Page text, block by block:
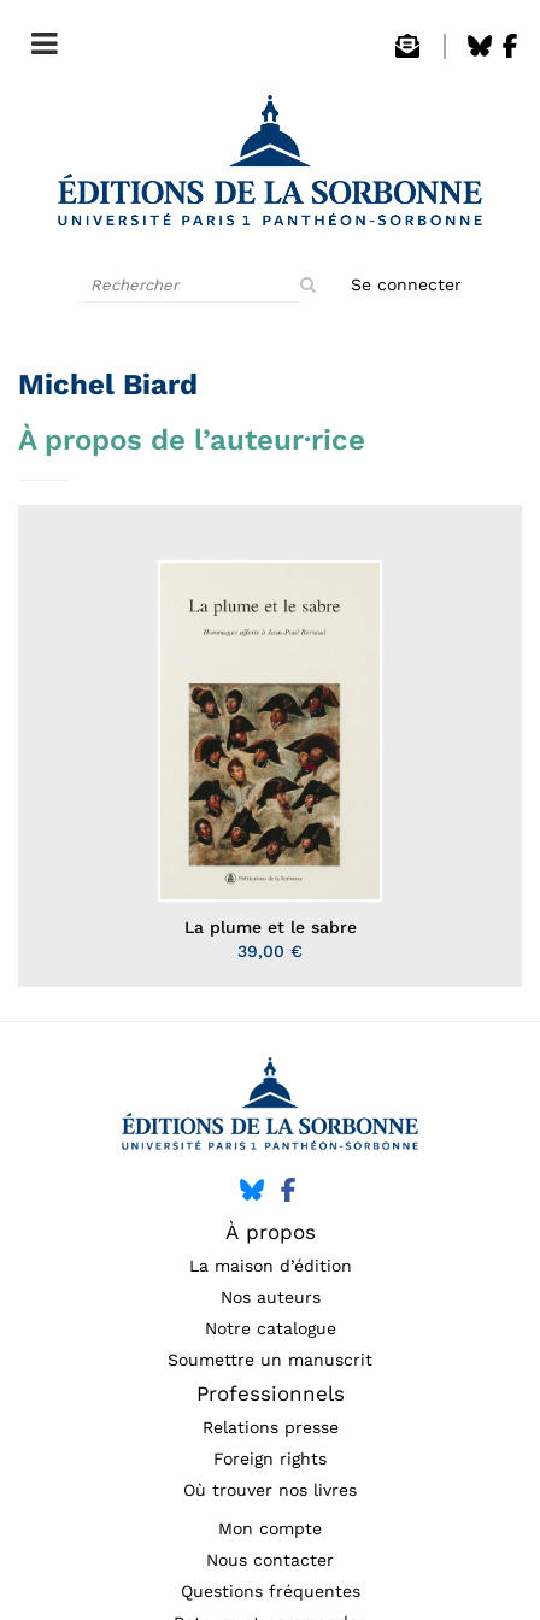
Se connecter
Michel Biard
À propos de l’auteur·rice
La plume et le sabre
39,00 €
À propos
La maison d’édition
Nos auteurs
Notre catalogue
Soumettre un manuscrit
Professionnels
Relations presse
Foreign rights
Où trouver nos livres
Mon compte
Nous contacter
Questions fréquentes